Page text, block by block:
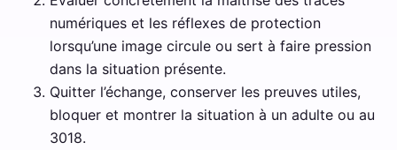
numériques et les réflexes de protection
lorsqu’une image circule ou sert à faire pression
dans la situation présente.
Quitter l’échange, conserver les preuves utiles,
bloquer et montrer la situation à un adulte ou au
3018.